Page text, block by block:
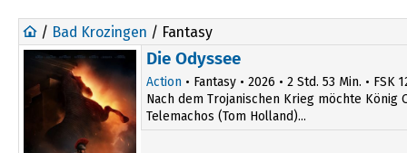
/ Bad Krozingen / Fantasy
Die Odyssee
Action • Fantasy • 2026 • 2 Std. 53 Min. • FSK
Nach dem Trojanischen Krieg möchte König
Telemachos (Tom Holland)...